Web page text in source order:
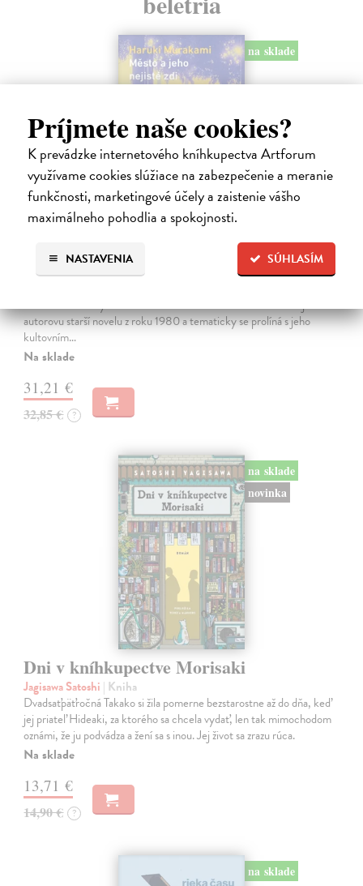
Príjmete naše cookies?
K prevádzke internetového kníhkupectva Artforum
využívame cookies slúžiace na zabezpečenie a meranie
funkčnosti, marketingové účely a zaistenie vášho
maximálneho pohodlia a spokojnosti.
SÚHLASÍM
NASTAVENIA
na sklade
Město a jeho nejisté zdi
Murakami Haruki| Kniha
dlouho očekávaný román Harukiho Murakamiho volně navazuje na
autorovu starší novelu z roku 1980 a tematicky se prolíná s jeho
kultovním…
Na sklade
31,21 €
32,85 € ?
na sklade
novinka
Dni v kníhkupectve Morisaki
Jagisawa Satoshi | Kniha
Dvadsaťpäťročná Takako si žila pomerne bezstarostne až do dňa, keď
jej priateľ Hideaki, za ktorého sa chcela vydať, len tak mimochodom
oznámi, že ju podvádza a žení sa s inou. Jej život sa zrazu rúca.
Na sklade
13,71 €
14,90 € ?
na sklade